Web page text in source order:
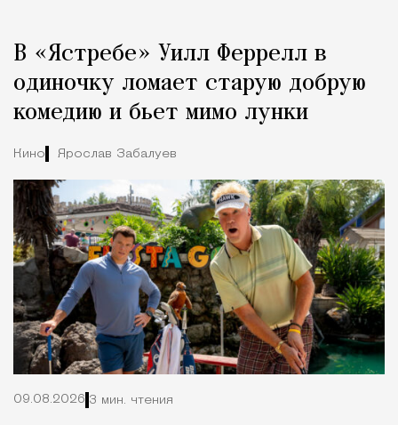
Город
В «Ястребе» Уилл Феррелл в
одиночку ломает старую добрую
комедию и бьет мимо лунки
Кино Ярослав Забалуев
09.08.2026 3 мин. чтения